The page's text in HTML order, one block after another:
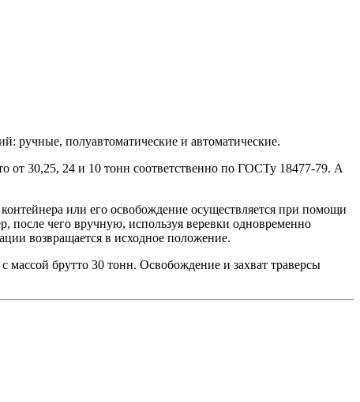
ручные, полуавтоматические и автоматические.
от 30,25, 24 и 10 тонн соответственно по ГОСТу 18477-79. А
или его освобождение осуществляется при помощи
после чего вручную, используя веревки одновременно
возвращается в исходное положение.
брутто 30 тонн. Освобождение и захват траверсы